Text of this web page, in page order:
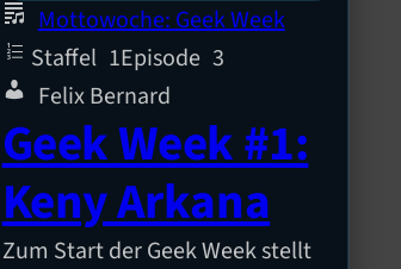
Mottowoche: Geek Week
Staffel 1Episode 3
Felix Bernard
Geek Week #1:
Keny Arkana
Zum Start der Geek Week stellt